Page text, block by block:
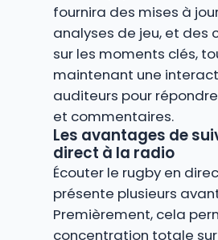
fournira des mises à
analyses de jeu, et des
sur les moments clés,
maintenant une
auditeurs pour
et commentaires.
Les avantages de
direct à la radio
Écouter le rugby en
présente plusieurs
Premièrement, cela
concentration totale